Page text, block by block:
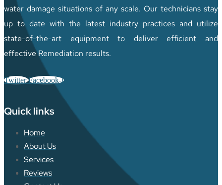
water damage situations of any scale. Our technicians stay
up to date with the latest industry practices and utilize
state-of-the-art equipment to deliver efficient and
effective Remediation results.
Twitter Facebook-f
Quick links
Home
About Us
Services
Reviews